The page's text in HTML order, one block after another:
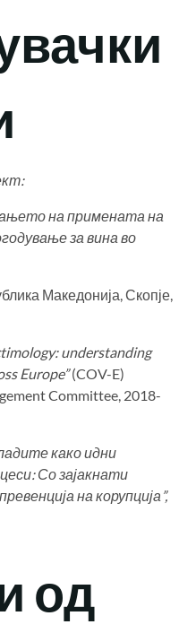
на примената на
за вина во
Македонија, Скопје,
understanding
Europe”(COV-E)
Committee, 2018-
како идни
Со зајакнати
на корупција”,
од